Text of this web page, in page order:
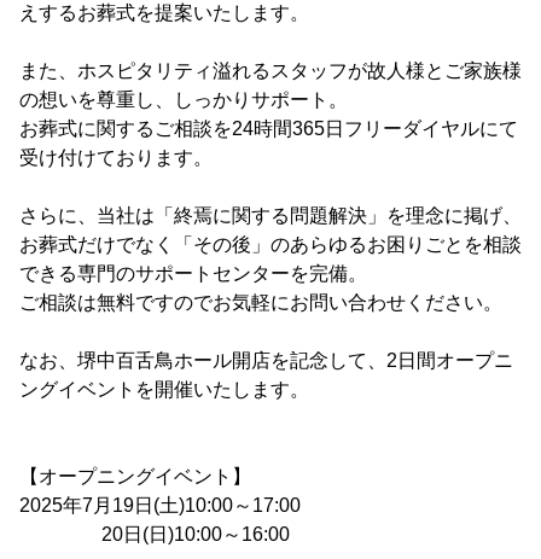
えするお葬式を提案いたします。
また、ホスピタリティ溢れるスタッフが故人様とご家族様
の想いを尊重し、しっかりサポート。
お葬式に関するご相談を24時間365日フリーダイヤルにて
受け付けております。
さらに、当社は「終焉に関する問題解決」を理念に掲げ、
お葬式だけでなく「その後」のあらゆるお困りごとを相談
できる専門のサポートセンターを完備。
ご相談は無料ですのでお気軽にお問い合わせください。
なお、堺中百舌鳥ホール開店を記念して、2日間オープニ
ングイベントを開催いたします。
【オープニングイベント】
2025年7月19日(土)10:00～17:00
20日(日)10:00～16:00